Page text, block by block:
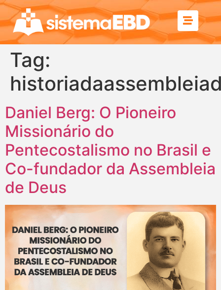
Tag:
Daniel Berg: O Pioneiro
Missionário do
Pentecostalismo no Brasil e
Co-fundador da Assembleia
de Deus